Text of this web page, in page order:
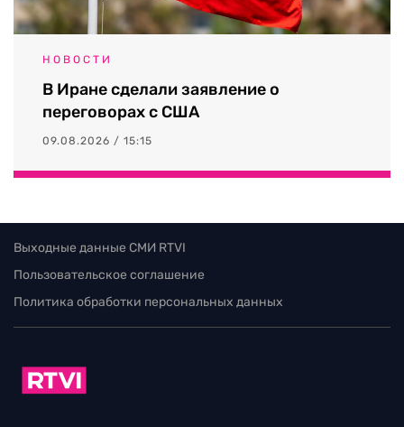
НОВОСТИ
В Иране сделали заявление о
переговорах с США
09.08.2026 / 15:15
Выходные данные СМИ RTVI
Пользовательское соглашение
Политика обработки персональных данных